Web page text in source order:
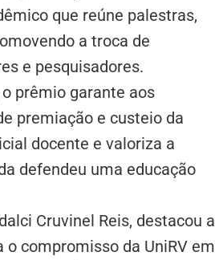
que reúne palestras,
a troca de
e pesquisadores.
prêmio garante aos
premiação e custeio da
docente e valoriza a
defendeu uma educação
Cruvinel Reis, destacou a
compromisso da UniRV em